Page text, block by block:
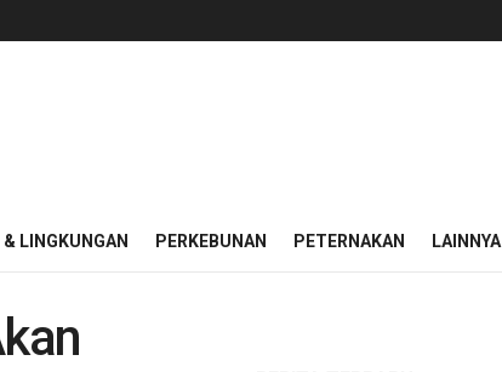
LINGKUNGAN PERKEBUNAN PETERNAKAN LAINNYA